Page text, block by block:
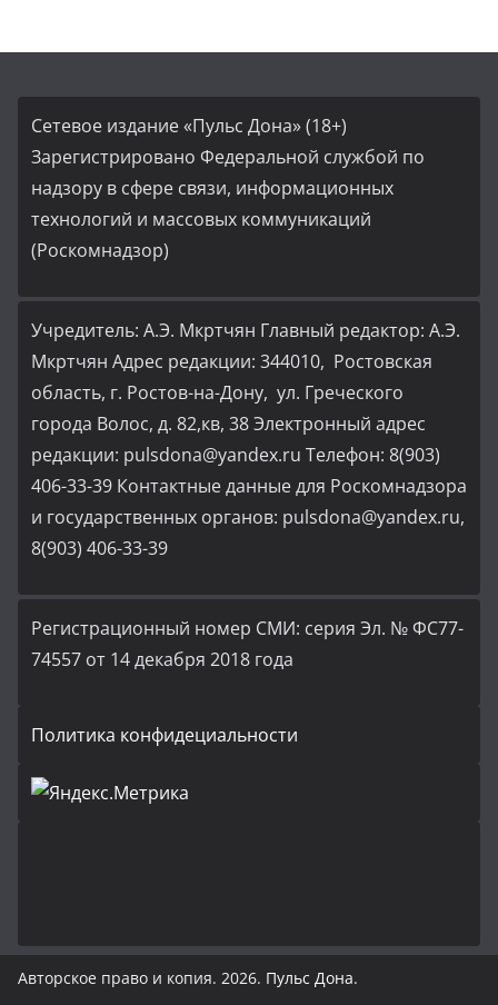
Сетевое издание «Пульс Дона» (18+)
Зарегистрировано Федеральной службой по
надзору в сфере связи, информационных
технологий и массовых коммуникаций
(Роскомнадзор)
Учредитель: А.Э. Мкртчян Главный редактор: А.Э.
Мкртчян Адрес редакции: 344010, Ростовская
область, г. Ростов-на-Дону, ул. Греческого
города Волос, д. 82,кв, 38 Электронный адрес
редакции: pulsdona@yandex.ru Телефон: 8(903)
406-33-39 Контактные данные для Роскомнадзора
и государственных органов: pulsdona@yandex.ru,
8(903) 406-33-39
Регистрационный номер СМИ: серия Эл. № ФС77-
74557 от 14 декабря 2018 года
Политика конфидециальности
Авторское право и копия. 2026. Пульс Дона.